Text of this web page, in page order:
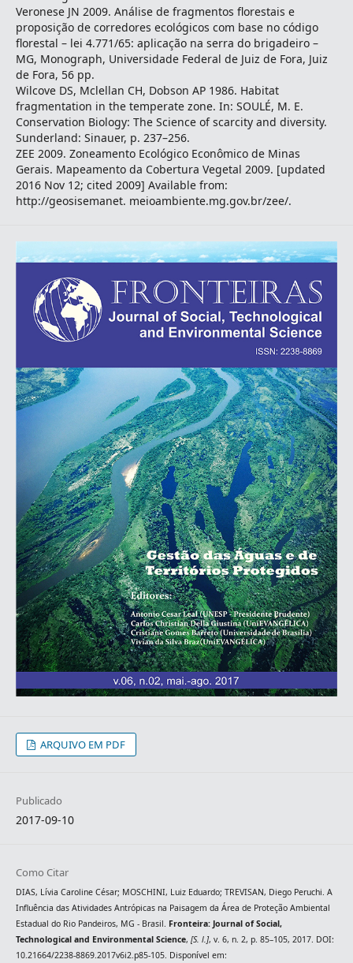
Veronese JN 2009. Análise de fragmentos florestais e
proposição de corredores ecológicos com base no código
florestal – lei 4.771/65: aplicação na serra do brigadeiro –
MG, Monograph, Universidade Federal de Juiz de Fora, Juiz
de Fora, 56 pp.
Wilcove DS, Mclellan CH, Dobson AP 1986. Habitat
fragmentation in the temperate zone. In: SOULÉ, M. E.
Conservation Biology: The Science of scarcity and diversity.
Sunderland: Sinauer, p. 237–256.
ZEE 2009. Zoneamento Ecológico Econômico de Minas
Gerais. Mapeamento da Cobertura Vegetal 2009. [updated
2016 Nov 12; cited 2009] Available from:
http://geosisemanet. meioambiente.mg.gov.br/zee/.
ARQUIVO EM PDF
Publicado
2017-09-10
Como Citar
DIAS, Lívia Caroline César; MOSCHINI, Luiz Eduardo; TREVISAN, Diego Peruchi. A
Influência das Atividades Antrópicas na Paisagem da Área de Proteção Ambiental
Estadual do Rio Pandeiros, MG - Brasil. Fronteira: Journal of Social,
Technological and Environmental Science, [S. l.], v. 6, n. 2, p. 85–105, 2017. DOI:
10.21664/2238-8869.2017v6i2.p85-105. Disponível em: